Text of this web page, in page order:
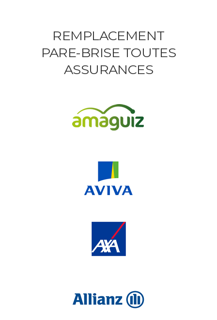
REMPLACEMENT
PARE-BRISE TOUTES
ASSURANCES